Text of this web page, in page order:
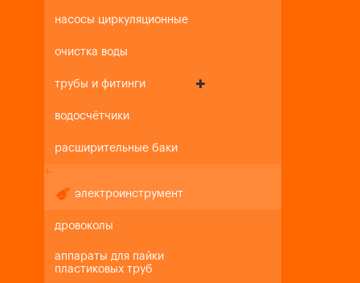
насосы циркуляционные
очистка воды
трубы и фитинги
водосчётчики
расширительные баки
+-
электроинструмент
дровоколы
аппараты для пайки
пластиковых труб